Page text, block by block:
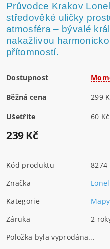
Průvodce Krakov
středověké uličky
atmosféra – bývalé
nakažlivou
přítomností.
Dostupnost
Běžná cena 299
Ušetříte 60
239 Kč
Kód produktu
8274
Značka
Kategorie
Záruka
2
Položka byla vyprodána...